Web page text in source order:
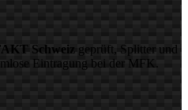
Schweiz geprüft, Splitter und
Eintragung bei der MFK.